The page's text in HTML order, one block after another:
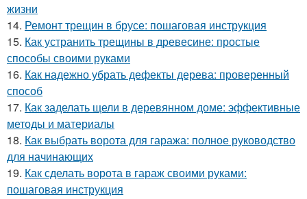
жизни
14. Ремонт трещин в брусе: пошаговая инструкция
15. Как устранить трещины в древесине: простые
способы своими руками
16. Как надежно убрать дефекты дерева: проверенный
способ
17. Как заделать щели в деревянном доме: эффективные
методы и материалы
18. Как выбрать ворота для гаража: полное руководство
для начинающих
19. Как сделать ворота в гараж своими руками:
пошаговая инструкция